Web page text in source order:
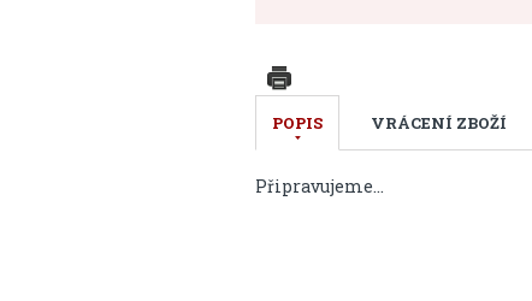
POPIS VRÁCENÍ ZBOŽÍ
Připravujeme...